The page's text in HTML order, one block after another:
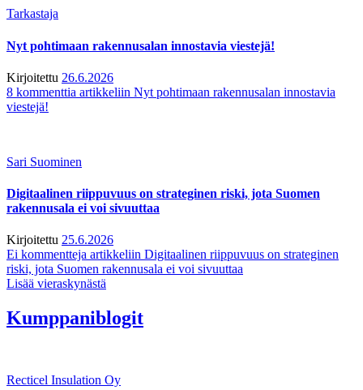
Tarkastaja
Nyt pohtimaan rakennusalan innostavia viestejä!
Kirjoitettu 26.6.2026
8 kommenttia artikkeliin Nyt pohtimaan rakennusalan innostavia
viestejä!
Sari Suominen
Digitaalinen riippuvuus on strateginen riski, jota Suomen
rakennusala ei voi sivuuttaa
Kirjoitettu 25.6.2026
Ei kommentteja artikkeliin Digitaalinen riippuvuus on strateginen
riski, jota Suomen rakennusala ei voi sivuuttaa
Lisää vieraskynästä
Kumppaniblogit
Recticel Insulation Oy